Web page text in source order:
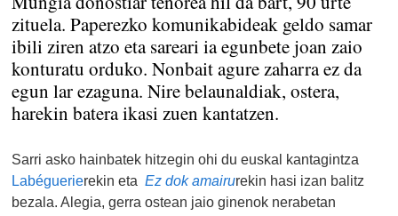
zituela. Paperezko komunikabideak geldo samar
ibili ziren atzo eta sareari ia egunbete joan zaio
konturatu orduko. Nonbait agure zaharra ez da
egun lar ezaguna. Nire belaunaldiak, ostera,
harekin batera ikasi zuen kantatzen.
Sarri asko hainbatek hitzegin ohi du euskal kantagintza
Labéguerierekin etaEz dok amairurekin hasi izan balitz
bezala. Alegia, gerra ostean jaio ginenok nerabetan